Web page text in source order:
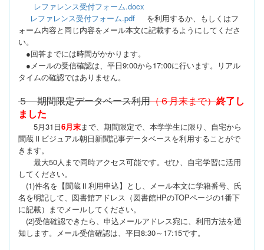
レファレンス受付フォーム.docx
レファレンス受付フォーム.pdf を利用するか、もしくはフ
ォーム内容と同じ内容をメール本文に記載するようにしてくださ
い。
●回答までには時間がかかります。
●メールの受信確認は、平日9:00から17:00に行います。
リアル
タイムの確認ではありません。
５ 期間限定データベース利用（６月末まで）終了し
ました
5月31日6月末まで、期間限定で、本学学生に限り、自宅から
聞蔵Ⅱ ビジュアル朝日新聞記事データベースを利用することがで
きます。
最大50人まで同時アクセス可能です。ぜひ、自宅学習に活用
して ください。
(1)件名を【聞蔵Ⅱ利用申込】とし、メール本文に学籍番号、 氏
名を明記して、図書館アドレス（図書館HPのTOPページの1番下
に記載） までメールしてください。
(2)受信確認できたら、申込メールアドレス宛に、利用方法を通
知します。メール受信確認は、平日8:30～17:15です。